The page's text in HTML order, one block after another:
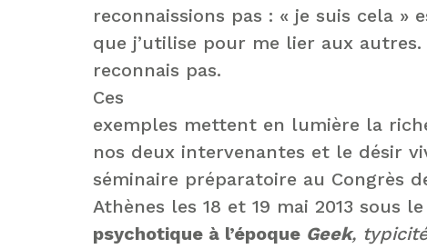
reconnaissions pas : « je suis cela »
que j’utilise pour me lier aux
reconnais pas.
Ces
exemples mettent en lumière la
nos deux intervenantes et le désir
séminaire préparatoire au Congrès
Athènes les 18 et 19 mai 2013 sous
psychotique à l’époque Geek,